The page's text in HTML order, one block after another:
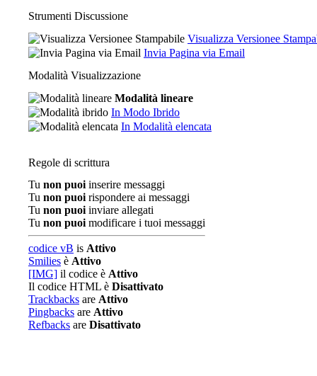
Strumenti Discussione
Visualizza Versionee
Invia Pagina via Email
Modalità Visualizzazione
Modalità lineare
In Modo Ibrido
In Modalità elencata
Regole di scrittura
Tu non puoi inserire messaggi
Tu non puoi rispondere ai messaggi
Tu non puoi inviare allegati
Tu non puoi modificare i tuoi messaggi
codice vB is Attivo
Smilies è Attivo
[IMG] il codice è Attivo
Il codice HTML è Disattivato
Trackbacks are Attivo
Pingbacks are Attivo
Refbacks are Disattivato